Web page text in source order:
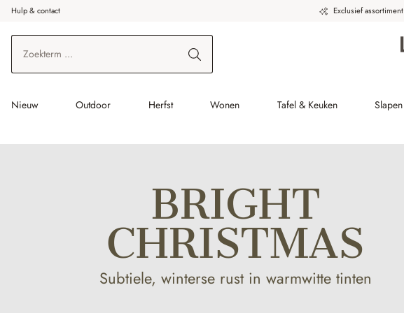
de hoofdinhoud
Ga naar zoeken
Ga naar de hoofdnavigatie
Hulp & contact Exclusief assortiment
Nieuw Outdoor Herfst Wonen Tafel & Keuken Slapen
BRIGHT
CHRISTMAS
Subtiele, winterse rust in warmwitte tinten